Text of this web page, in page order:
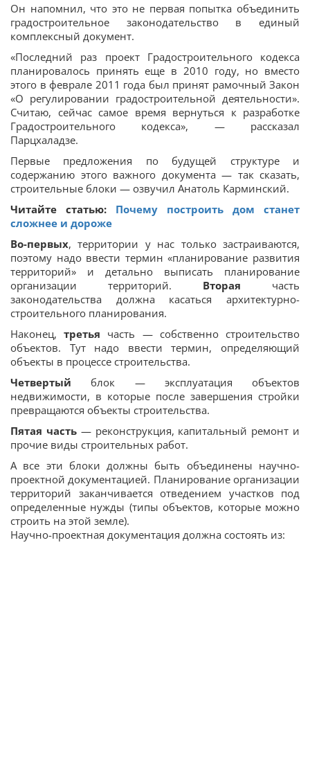
Он напомнил, что это не первая попытка объединить
градостроительное законодательство в единый
комплексный документ.
«Последний раз проект Градостроительного кодекса
планировалось принять еще в 2010 году, но вместо
этого в феврале 2011 года был принят рамочный Закон
«О регулировании градостроительной деятельности».
Считаю, сейчас самое время вернуться к разработке
Градостроительного кодекса», — рассказал
Парцхаладзе.
Первые предложения по будущей структуре и
содержанию этого важного документа — так сказать,
строительные блоки — озвучил Анатоль Карминский.
Читайте статью: Почему построить дом станет
сложнее и дороже
Во-первых, территории у нас только застраиваются,
поэтому надо ввести термин «планирование развития
территорий» и детально выписать планирование
организации территорий. Вторая часть
законодательства должна касаться архитектурно-
строительного планирования.
Наконец,третья часть — собственно строительство
объектов. Тут надо ввести термин, определяющий
объекты в процессе строительства.
Четвертый блок — эксплуатация объектов
недвижимости, в которые после завершения стройки
превращаются объекты строительства.
Пятая часть— реконструкция, капитальный ремонт и
прочие виды строительных работ.
А все эти блоки должны быть объединены научно-
проектной документацией. Планирование организации
территорий заканчивается отведением участков под
определенные нужды (типы объектов, которые можно
строить на этой земле).
Научно-проектная документация должна состоять из: